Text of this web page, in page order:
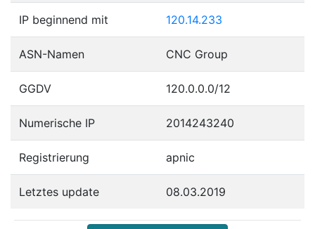
IP beginnend mit 120.14.233
ASN-Namen CNC Group
GGDV 120.0.0.0/12
Numerische IP 2014243240
Registrierung apnic
Letztes update 08.03.2019